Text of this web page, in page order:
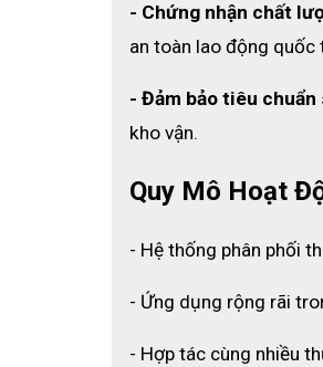
- Chứng nhận chất
an toàn lao động quốc
- Đảm bảo tiêu
kho vận.
Quy Mô Hoạt
- Hệ thống phân phối
- Ứng dụng rộng rãi
- Hợp tác cùng nhiều